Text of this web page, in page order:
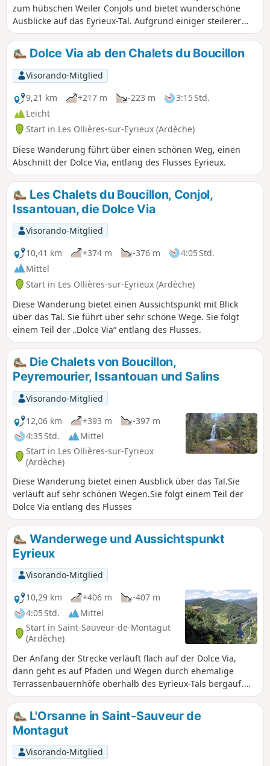
zum hübschen Weiler Conjols und bietet wunderschöne
Ausblicke auf das Eyrieux-Tal. Aufgrund einiger steilerer
und steinigerer Passagen vor Conjols wurde diese kurze
Wanderung als mittelschwer eingestuft. Der Rückweg führt
über schöne Wege und dann über den Voie Verte entlang
des Eyrieux.
Dolce Via ab den Chalets du Boucillon
Visorando-Mitglied
9,21 km
+217 m -223 m
3:15 Std.
Leicht
Start in Les Ollières-sur-Eyrieux (Ardèche)
Diese Wanderung führt über einen schönen Weg, einen
Abschnitt der Dolce Via, entlang des Flusses Eyrieux.
Les Chalets du Boucillon, Conjol,
Issantouan, die Dolce Via
Visorando-Mitglied
10,41 km
+374 m -376 m
4:05 Std.
Mittel
Start in Les Ollières-sur-Eyrieux (Ardèche)
Diese Wanderung bietet einen Aussichtspunkt mit Blick
über das Tal. Sie führt über sehr schöne Wege. Sie folgt
einem Teil der „Dolce Via“ entlang des Flusses.
Die Chalets von Boucillon,
Peyremourier, Issantouan und Salins
Visorando-Mitglied
12,06 km
+393 m
-397 m
4:35 Std.
Mittel
Start in Les Ollières-sur-Eyrieux
(Ardèche)
Diese Wanderung bietet einen Ausblick über das Tal.Sie
verläuft auf sehr schönen Wegen.Sie folgt einem Teil der
Dolce Via entlang des Flusses
Wanderwege und Aussichtspunkt
Eyrieux
Visorando-Mitglied
10,29 km
+406 m
-407 m
4:05 Std.
Mittel
Start in Saint-Sauveur-de-Montagut
(Ardèche)
Der Anfang der Strecke verläuft flach auf der Dolce Via,
dann geht es auf Pfaden und Wegen durch ehemalige
Terrassenbauernhöfe oberhalb des Eyrieux-Tals bergauf.
Unterwegs macht man einen kleinen Abstecher auf einer
asphaltierten Straße zum Belvédère de l'Eyrieux, um die
herrliche Aussicht zu genießen. Nachdem man zwei schön
restaurierte Weiler passiert hat, gelangt man über einen
angenehmen Abstieg zu einem schönen kleinen Wasserfall,
bevor man zum Moulinon zurückkehrt.
L'Orsanne in Saint-Sauveur de
Montagut
Visorando-Mitglied